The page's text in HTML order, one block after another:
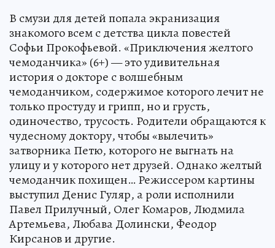
В смузи для детей попала экранизация
знакомого всем с детства цикла повестей
Софьи Прокофьевой. «Приключения желтого
чемоданчика» (6+) — это удивительная
история о докторе с волшебным
чемоданчиком, содержимое которого лечит не
только простуду и грипп, но и грусть,
одиночество, трусость. Родители обращаются к
чудесному доктору, чтобы «вылечить»
затворника Петю, которого не выгнать на
улицу и у которого нет друзей. Однако желтый
чемоданчик похищен… Режиссером картины
выступил Денис Гуляр, а роли исполнили
Павел Прилучный, Олег Комаров, Людмила
Артемьева, Любава Долински, Феодор
Кирсанов и другие.